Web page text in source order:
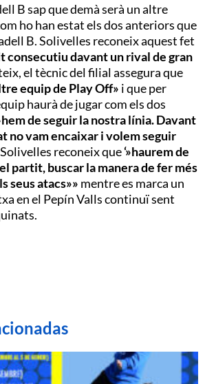
B sap que demà serà un altre
ho han estat els dos anteriors que
B. Solivelles reconeix aquest fet
consecutiu davant un rival de gran
el tècnic del filial assegura que
equip de Play Off» i que per
haurà de jugar com els dos
de seguir la nostra línia. Davant
no vam encaixar i volem seguir
reconeix que‘»haurem de
partit, buscar la manera de fer més
seus atacs»» mentre es marca un
en el Pepín Valls continuï sent